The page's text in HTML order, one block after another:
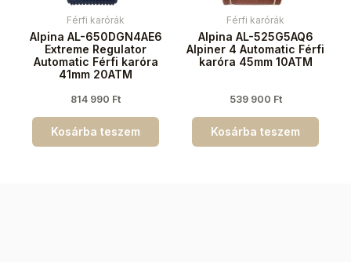
Férfi karórák
Alpina AL-650DGN4AE6
Extreme Regulator
Automatic Férfi karóra
41mm 20ATM
814 990 Ft
Kosárba teszem
Férfi karórák
Alpina AL-525G5AQ6
Alpiner 4 Automatic Férfi
karóra 45mm 10ATM
539 900 Ft
Kosárba teszem